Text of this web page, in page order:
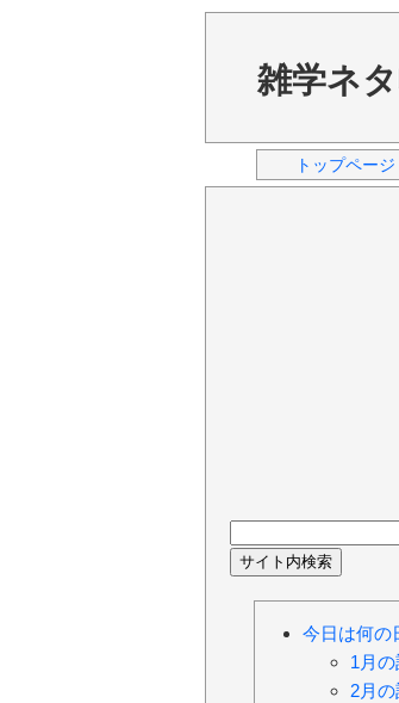
雑学ネ
トップページ
今日は何の
1月
2月